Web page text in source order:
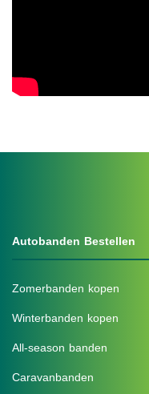
Autobanden Bestellen
Zomerbanden kopen
Winterbanden kopen
All-season banden
Caravanbanden